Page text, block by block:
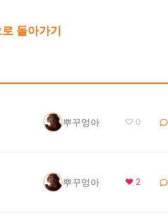
돌아가기
뿌꾸엉아 ♡ 0
뿌꾸엉아 ❤ 2